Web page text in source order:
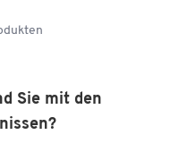
Sie mit den